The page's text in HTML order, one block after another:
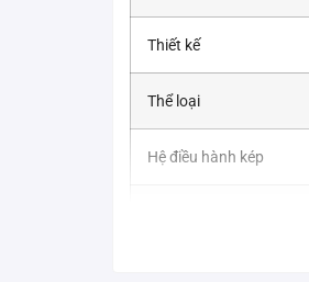
Thiết kế
Thể loại
Hệ điều hành kép